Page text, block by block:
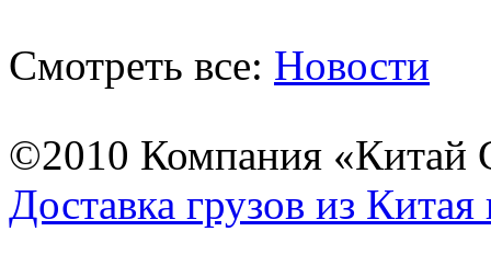
Смотреть все: Новости
©2010 Компания «Китай
Доставка грузов из